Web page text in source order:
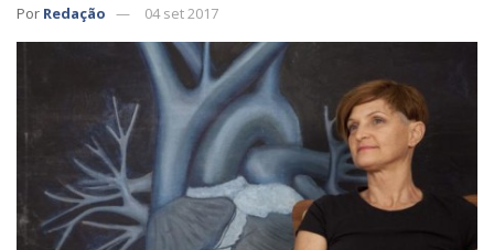
Por Redação 04 set 2017